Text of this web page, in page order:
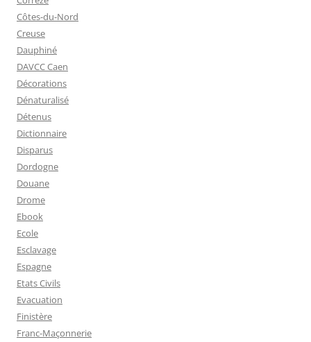
Côtes-du-Nord
Creuse
Dauphiné
DAVCC Caen
Décorations
Dénaturalisé
Détenus
Dictionnaire
Disparus
Dordogne
Douane
Drome
Ebook
Ecole
Esclavage
Espagne
Etats Civils
Evacuation
Finistère
Franc-Maçonnerie